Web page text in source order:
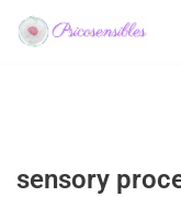
sensory